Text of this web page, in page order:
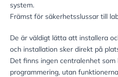
system.
Främst för säkerhetsslussar till
De är väldigt lätta att installera
och installation sker direkt på
Det finns ingen centralenhet
programmering, utan